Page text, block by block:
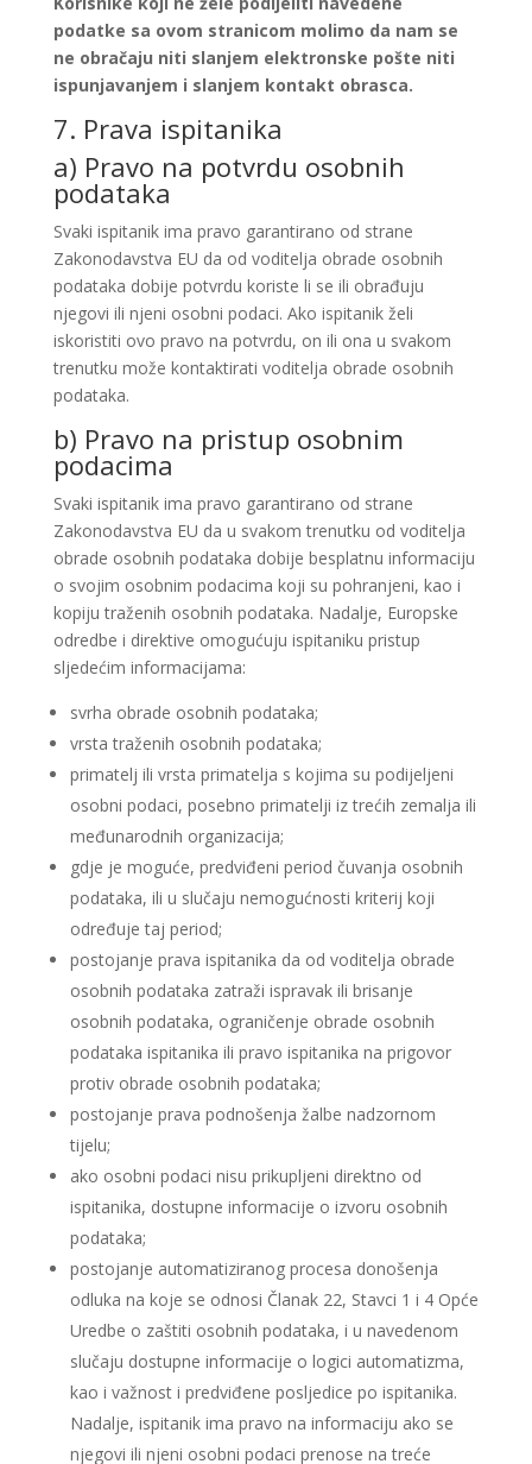
podatke sa ovom stranicom molimo da nam se
ne obračaju niti slanjem elektronske pošte niti
ispunjavanjem i slanjem kontakt obrasca.
7. Prava ispitanika
a) Pravo na potvrdu osobnih
podataka
Svaki ispitanik ima pravo garantirano od strane
Zakonodavstva EU da od voditelja obrade osobnih
podataka dobije potvrdu koriste li se ili obrađuju
njegovi ili njeni osobni podaci. Ako ispitanik želi
iskoristiti ovo pravo na potvrdu, on ili ona u svakom
trenutku može kontaktirati voditelja obrade osobnih
podataka.
b) Pravo na pristup osobnim
podacima
Svaki ispitanik ima pravo garantirano od strane
Zakonodavstva EU da u svakom trenutku od voditelja
obrade osobnih podataka dobije besplatnu informaciju
o svojim osobnim podacima koji su pohranjeni, kao i
kopiju traženih osobnih podataka. Nadalje, Europske
odredbe i direktive omogućuju ispitaniku pristup
sljedećim informacijama:
svrha obrade osobnih podataka;
vrsta traženih osobnih podataka;
primatelj ili vrsta primatelja s kojima su podijeljeni
osobni podaci, posebno primatelji iz trećih zemalja ili
međunarodnih organizacija;
gdje je moguće, predviđeni period čuvanja osobnih
podataka, ili u slučaju nemogućnosti kriterij koji
određuje taj period;
postojanje prava ispitanika da od voditelja obrade
osobnih podataka zatraži ispravak ili brisanje
osobnih podataka, ograničenje obrade osobnih
podataka ispitanika ili pravo ispitanika na prigovor
protiv obrade osobnih podataka;
postojanje prava podnošenja žalbe nadzornom
tijelu;
ako osobni podaci nisu prikupljeni direktno od
ispitanika, dostupne informacije o izvoru osobnih
podataka;
postojanje automatiziranog procesa donošenja
odluka na koje se odnosi Članak 22, Stavci 1 i 4 Opće
Uredbe o zaštiti osobnih podataka, i u navedenom
slučaju dostupne informacije o logici automatizma,
kao i važnost i predviđene posljedice po ispitanika.
Nadalje, ispitanik ima pravo na informaciju ako se
njegovi ili njeni osobni podaci prenose na treće